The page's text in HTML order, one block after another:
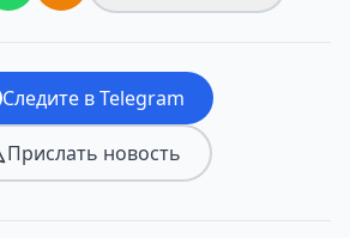
Следите в Telegram
Прислать новость